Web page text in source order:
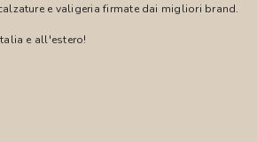
e valigeria firmate dai migliori brand.
e all'estero!